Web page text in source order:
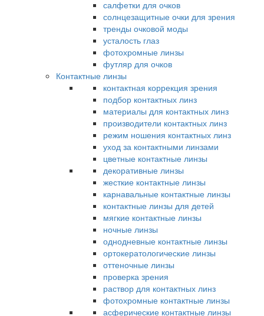
салфетки для очков
солнцезащитные очки для зрения
тренды очковой моды
усталость глаз
фотохромные линзы
футляр для очков
Контактные линзы
контактная коррекция зрения
подбор контактных линз
материалы для контактных линз
производители контактных линз
режим ношения контактных линз
уход за контактными линзами
цветные контактные линзы
декоративные линзы
жесткие контактные линзы
карнавальные контактные линзы
контактные линзы для детей
мягкие контактные линзы
ночные линзы
однодневные контактные линзы
ортокератологические линзы
оттеночные линзы
проверка зрения
раствор для контактных линз
фотохромные контактные линзы
асферические контактные линзы